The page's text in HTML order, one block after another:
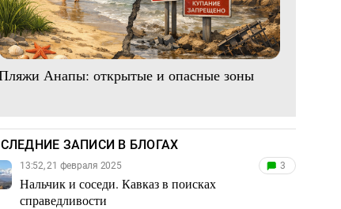
Анапы: открытые и опасные зоны
ЗАПИСИ В БЛОГАХ
13:52, 21 февраля 2025
Нальчик и соседи. Кавказ в поисках
справедливости
3